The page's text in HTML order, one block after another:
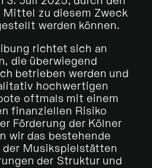
Mittel zu diesem Zweck
werden können.
richtet sich an
die überwiegend
betrieben werden und
hochwertigen
oftmals mit einem
finanziellen Risiko
Förderung der Kölner
wir das bestehende
der Musikspielstätten
der Struktur und